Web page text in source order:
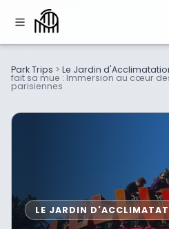
Park Trips > Le Jardin
fait sa mue : Immersion au cœur
parisiennes
LE JARDIN